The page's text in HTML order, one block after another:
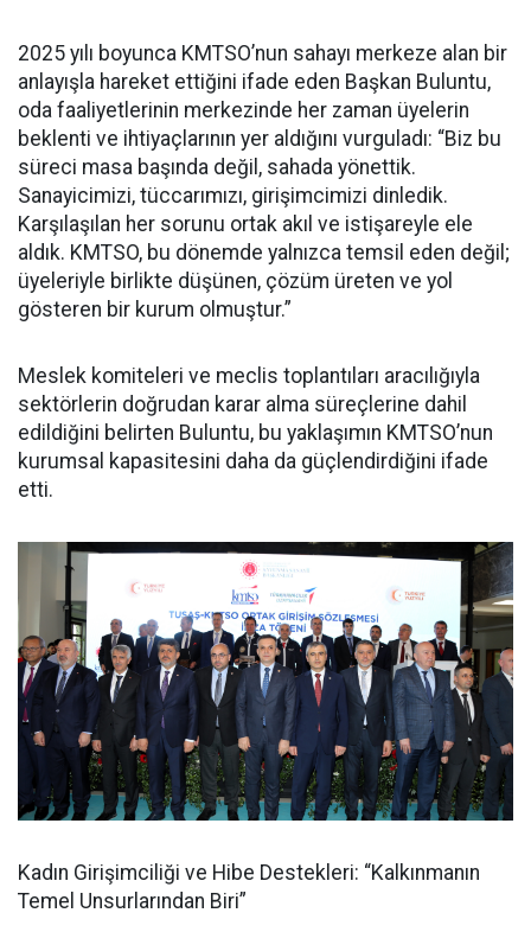
2025 yılı boyunca KMTSO’nun sahayı merkeze alan bir
anlayışla hareket ettiğini ifade eden Başkan Buluntu,
oda faaliyetlerinin merkezinde her zaman üyelerin
beklenti ve ihtiyaçlarının yer aldığını vurguladı: “Biz bu
süreci masa başında değil, sahada yönettik.
Sanayicimizi, tüccarımızı, girişimcimizi dinledik.
Karşılaşılan her sorunu ortak akıl ve istişareyle ele
aldık. KMTSO, bu dönemde yalnızca temsil eden değil;
üyeleriyle birlikte düşünen, çözüm üreten ve yol
gösteren bir kurum olmuştur.”
Meslek komiteleri ve meclis toplantıları aracılığıyla
sektörlerin doğrudan karar alma süreçlerine dahil
edildiğini belirten Buluntu, bu yaklaşımın KMTSO’nun
kurumsal kapasitesini daha da güçlendirdiğini ifade
etti.
Kadın Girişimciliği ve Hibe Destekleri: “Kalkınmanın
Temel Unsurlarından Biri”